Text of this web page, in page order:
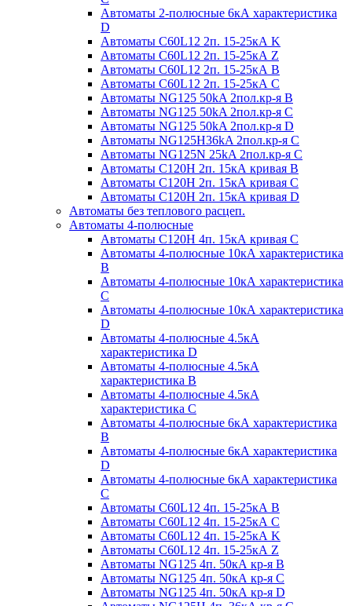
Автоматы 2-полюсные 6кА характеристика
D
Автоматы C60L12 2п. 15-25кА K
Автоматы C60L12 2п. 15-25кА Z
Автоматы C60L12 2п. 15-25кА B
Автоматы C60L12 2п. 15-25кА C
Автоматы NG125 50kA 2пол.кр-я B
Автоматы NG125 50kA 2пол.кр-я C
Автоматы NG125 50kA 2пол.кр-я D
Автоматы NG125H36kA 2пол.кр-я C
Автоматы NG125N 25kA 2пол.кр-я C
Автоматы С120H 2п. 15кА кривая B
Автоматы С120H 2п. 15кА кривая C
Автоматы С120H 2п. 15кА кривая D
Автоматы без теплового расцеп.
Автоматы 4-полюсные
Автоматы С120H 4п. 15кА кривая C
Автоматы 4-полюсные 10кА характеристика
B
Автоматы 4-полюсные 10кА характеристика
C
Автоматы 4-полюсные 10кА характеристика
D
Автоматы 4-полюсные 4.5кА
характеристика D
Автоматы 4-полюсные 4.5кА
характеристика В
Автоматы 4-полюсные 4.5кА
характеристика С
Автоматы 4-полюсные 6кА характеристика
B
Автоматы 4-полюсные 6кА характеристика
D
Автоматы 4-полюсные 6кА характеристика
С
Автоматы C60L12 4п. 15-25кА B
Автоматы C60L12 4п. 15-25кА C
Автоматы C60L12 4п. 15-25кА K
Автоматы C60L12 4п. 15-25кА Z
Автоматы NG125 4п. 50кА кр-я B
Автоматы NG125 4п. 50кА кр-я C
Автоматы NG125 4п. 50кА кр-я D